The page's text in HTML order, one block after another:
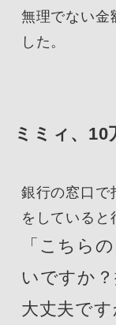
無理でない金
した。
ミミィ、10
銀行の窓口で
をしていると
「こちら
いですか
大丈夫です